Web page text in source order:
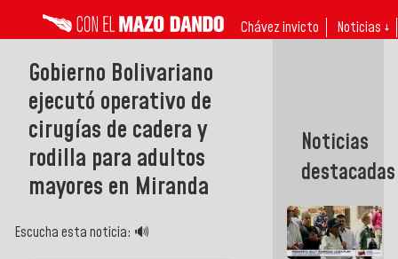
Chávez invicto Noticias ↓
Gobierno Bolivariano
ejecutó operativo de
cirugías de cadera y
rodilla para adultos
mayores en Miranda
Escucha esta noticia: 🔊
Noticias
destacadas